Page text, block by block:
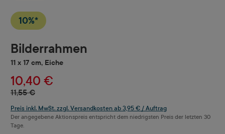
10%*
Bilderrahmen
11 x 17 cm, Eiche
10,40 €
11,55 €
Preis inkl. MwSt. zzgl. Versandkosten ab 3,95 € / Auftrag
Der angegebene Aktionspreis entspricht dem niedrigsten Preis der letzten 30
Tage.